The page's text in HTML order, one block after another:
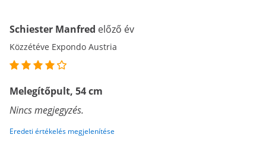
Schiester Manfred előző év
Közzétéve Expondo Austria
Melegítőpult, 54 cm
Nincs megjegyzés.
Eredeti értékelés megjelenítése